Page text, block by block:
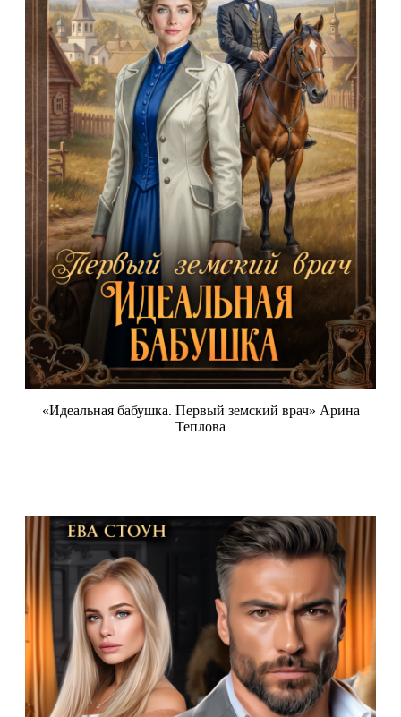
«Идеальная бабушка. Первый земский врач» Арина
Теплова